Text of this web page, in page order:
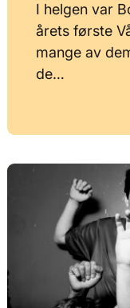
I helgen var
årets første
mange av
de…